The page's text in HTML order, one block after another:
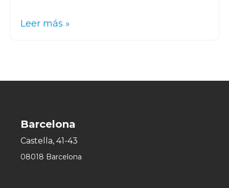
Leer más »
Barcelona
Castella, 41-43
08018 Barcelona